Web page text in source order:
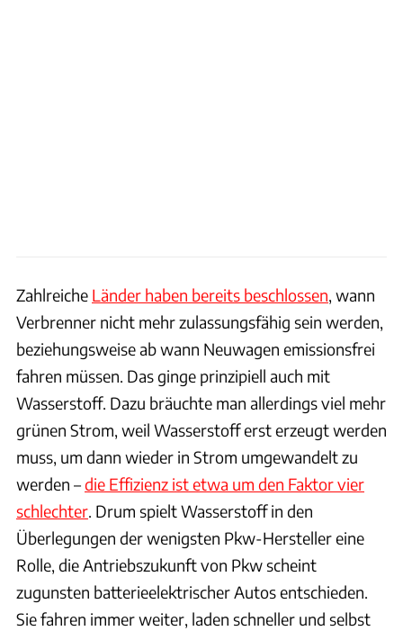
Zahlreiche Länder haben bereits beschlossen, wann
Verbrenner nicht mehr zulassungsfähig sein werden,
beziehungsweise ab wann Neuwagen emissionsfrei
fahren müssen. Das ginge prinzipiell auch mit
Wasserstoff. Dazu bräuchte man allerdings viel mehr
grünen Strom, weil Wasserstoff erst erzeugt werden
muss, um dann wieder in Strom umgewandelt zu
werden –die Effizienz ist etwa um den Faktor vier
schlechter. Drum spielt Wasserstoff in den
Überlegungen der wenigsten Pkw-Hersteller eine
Rolle, die Antriebszukunft von Pkw scheint
zugunsten batterieelektrischer Autos entschieden.
Sie fahren immer weiter, laden schneller und selbst